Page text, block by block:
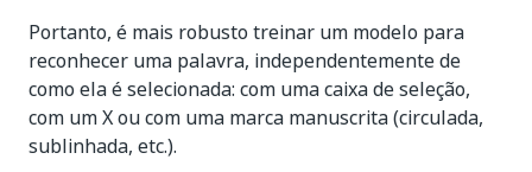
Portanto, é mais robusto treinar um modelo para
reconhecer uma palavra, independentemente de
como ela é selecionada: com uma caixa de seleção,
com um X ou com uma marca manuscrita (circulada,
sublinhada, etc.).